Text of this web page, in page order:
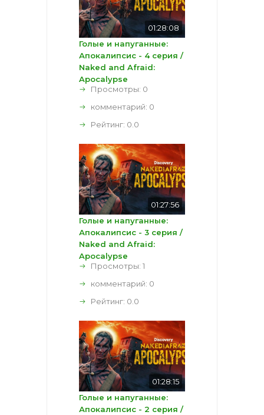
01:28:08
Голые и напуганные:
Апокалипсис - 4 серия /
Naked and Afraid:
Apocalypse
Просмотры: 0
комментарий: 0
Рейтинг: 0.0
01:27:56
Голые и напуганные:
Апокалипсис - 3 серия /
Naked and Afraid:
Apocalypse
Просмотры: 1
комментарий: 0
Рейтинг: 0.0
01:28:15
Голые и напуганные:
Апокалипсис - 2 серия /